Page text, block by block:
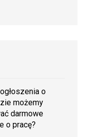
o
możemy
darmowe
o pracę?